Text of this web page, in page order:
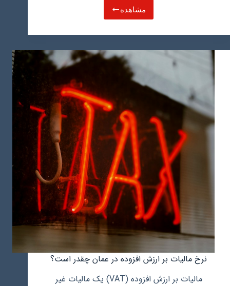
مشاهده
آنچه
درباره
عمان
بدانید:
فراتر
طلایی
و
قلعه‌های
باشکوه
نرخ مالیات بر ارزش افزوده در عمان چقدر است؟
مالیات بر ارزش افزوده (VAT) یک مالیات غیر